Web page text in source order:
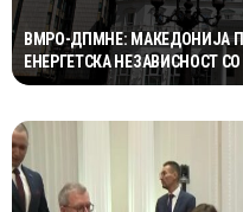
ВМРО-ДПМНЕ: МАКЕДОНИЈА
ЕНЕРГЕТСКА НЕЗАВИСНОСТ
ПРОЕКТИ ВО ОБНОВЛИВИ